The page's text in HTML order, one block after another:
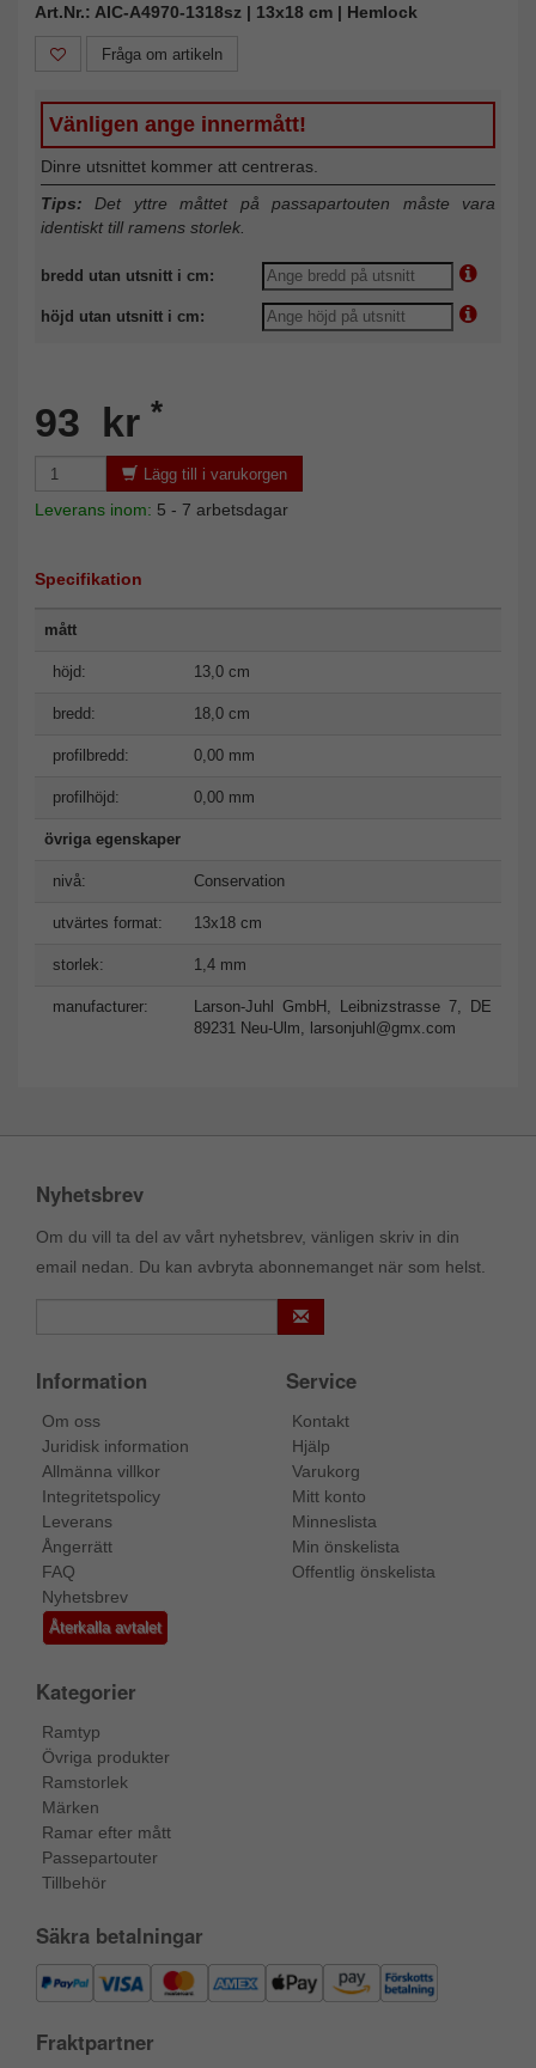
Art.Nr.: AIC-A4970-1318sz | 13x18 cm | Hemlock
Fråga om artikeln
Vänligen ange innermått!
Dinre utsnittet kommer att centreras.
Tips: Det yttre måttet på passapartouten måste vara
identiskt till ramens storlek.
bredd utan utsnitt i cm:
höjd utan utsnitt i cm:
93 kr *
Lägg till i varukorgen
Leverans inom: 5 - 7 arbetsdagar
Specifikation
mått
höjd: 13,0 cm
bredd: 18,0 cm
profilbredd: 0,00 mm
profilhöjd: 0,00 mm
övriga egenskaper
nivå: Conservation
utvärtes format: 13x18 cm
storlek: 1,4 mm
manufacturer:
Larson-Juhl GmbH, Leibnizstrasse 7, DE
89231 Neu-Ulm, larsonjuhl@gmx.com
Nyhetsbrev
Om du vill ta del av vårt nyhetsbrev, vänligen skriv in din
email nedan. Du kan avbryta abonnemanget när som helst.
Information
Om oss
Juridisk information
Allmänna villkor
Integritetspolicy
Leverans
Ångerrätt
FAQ
Nyhetsbrev
Återkalla avtalet
Service
Kontakt
Hjälp
Varukorg
Mitt konto
Minneslista
Min önskelista
Offentlig önskelista
Kategorier
Ramtyp
Övriga produkter
Ramstorlek
Märken
Ramar efter mått
Passepartouter
Tillbehör
Säkra betalningar
Fraktpartner